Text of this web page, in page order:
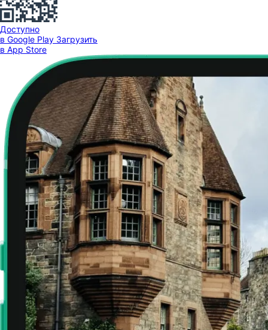
Доступно
в Google Play Загрузить
в App Store